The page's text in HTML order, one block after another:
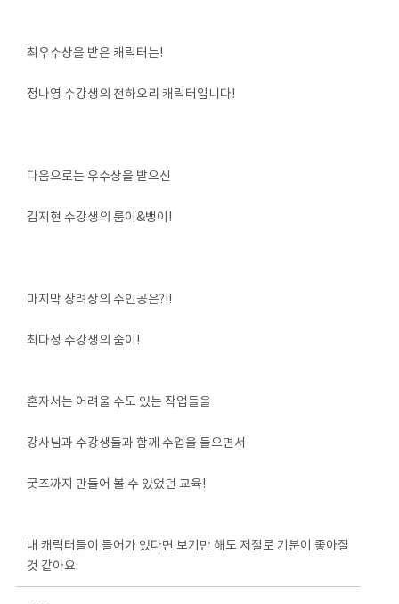
최우수상을 받은 캐릭터는!
정나영 수강생의 전하오리 캐릭터입니다!
다음으로는 우수상을 받으신
김지현 수강생의 룸이&뱅이!
마지막 장려상의 주인공은?!!
최다정 수강생의 숨이!
혼자서는 어려울 수도 있는 작업들을
강사님과 수강생들과 함께 수업을 들으면서
굿즈까지 만들어 볼 수 있었던 교육!
내 캐릭터들이 들어가 있다면 보기만 해도 저절로 기분이 좋아질
것 같아요.